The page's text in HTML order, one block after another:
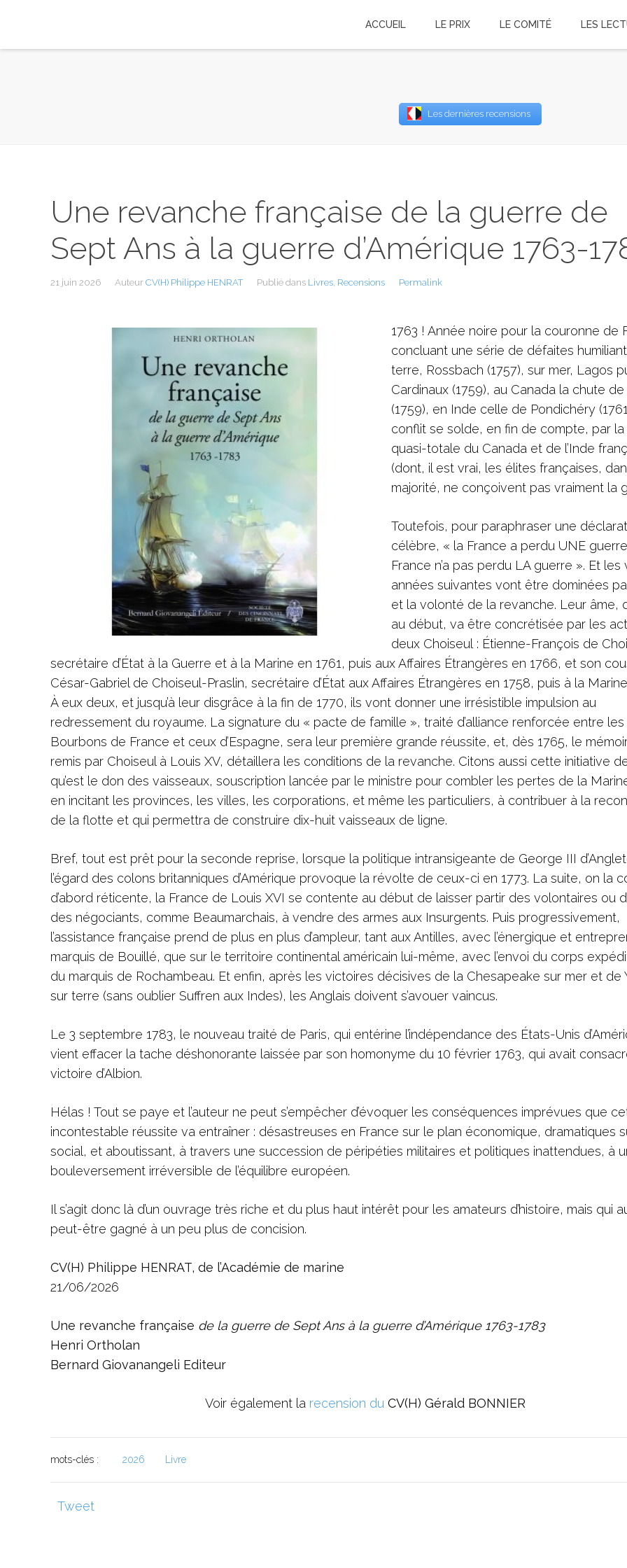
Les dernières recensions
Une revanche française de la guerre de
Sept Ans à la guerre d’Amérique 1763-
21 juin 2026 Auteur CV(H) Philippe HENRAT Publié dans Livres, Recensions Permalink
1763 ! Année noire pour la couronne de
concluant une série de défaites
terre, Rossbach (1757), sur mer, Lagos
Cardinaux (1759), au Canada la chute
(1759), en Inde celle de Pondichéry
conflit se solde, en fin de compte, par
quasi-totale du Canada et de l’Inde
(dont, il est vrai, les élites françaises,
majorité, ne conçoivent pas vraiment la
Toutefois, pour paraphraser une
célèbre, « la France a perdu UNE
France n’a pas perdu LA guerre ». Et les
années suivantes vont être dominées
et la volonté de la revanche. Leur âme,
au début, va être concrétisée par les
deux Choiseul : Étienne-François de
secrétaire d’État à la Guerre et à la Marine en 1761, puis aux Affaires Étrangères en 1766, et son
César-Gabriel de Choiseul-Praslin, secrétaire d’État aux Affaires Étrangères en 1758, puis à la
À eux deux, et jusqu’à leur disgrâce à la fin de 1770, ils vont donner une irrésistible impulsion au
redressement du royaume. La signature du « pacte de famille », traité d’alliance renforcée entre les
Bourbons de France et ceux d’Espagne, sera leur première grande réussite, et, dès 1765, le
remis par Choiseul à Louis XV, détaillera les conditions de la revanche. Citons aussi cette initiative
qu’est le don des vaisseaux, souscription lancée par le ministre pour combler les pertes de la
en incitant les provinces, les villes, les corporations, et même les particuliers, à contribuer à la
de la flotte et qui permettra de construire dix-huit vaisseaux de ligne.
Bref, tout est prêt pour la seconde reprise, lorsque la politique intransigeante de George III
l’égard des colons britanniques d’Amérique provoque la révolte de ceux-ci en 1773. La suite, on la
d’abord réticente, la France de Louis XVI se contente au début de laisser partir des volontaires ou
des négociants, comme Beaumarchais, à vendre des armes aux Insurgents. Puis progressivement,
l’assistance française prend de plus en plus d’ampleur, tant aux Antilles, avec l’énergique et
marquis de Bouillé, que sur le territoire continental américain lui-même, avec l’envoi du corps
du marquis de Rochambeau. Et enfin, après les victoires décisives de la Chesapeake sur mer et de
sur terre (sans oublier Suffren aux Indes), les Anglais doivent s’avouer vaincus.
Le 3 septembre 1783, le nouveau traité de Paris, qui entérine l’indépendance des États-Unis
vient effacer la tache déshonorante laissée par son homonyme du 10 février 1763, qui avait
victoire d’Albion.
Hélas ! Tout se paye et l’auteur ne peut s’empêcher d’évoquer les conséquences imprévues que
incontestable réussite va entraîner : désastreuses en France sur le plan économique, dramatiques
social, et aboutissant, à travers une succession de péripéties militaires et politiques inattendues, à
bouleversement irréversible de l’équilibre européen.
Il s’agit donc là d’un ouvrage très riche et du plus haut intérêt pour les amateurs d’histoire, mais qui
peut-être gagné à un peu plus de concision.
CV(H) Philippe HENRAT, de l’Académie de marine
21/06/2026
Une revanche française de la guerre de Sept Ans à la guerre d’Amérique 1763-1783
Henri Ortholan
Bernard Giovanangeli Editeur
Voir également la recension du CV(H) Gérald BONNIER
mots-clés : 2026 Livre
Tweet
Password
ACCUEIL LE PRIX LE COMITÉ LES